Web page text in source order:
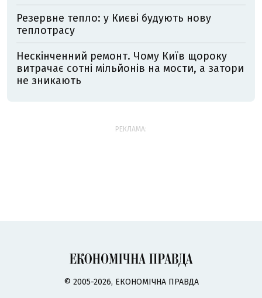
Резервне тепло: у Києві будують нову
теплотрасу
Нескінченний ремонт. Чому Київ щороку
витрачає сотні мільйонів на мости, а затори
не зникають
РЕКЛАМА:
© 2005-2026, ЕКОНОМІЧНА ПРАВДА